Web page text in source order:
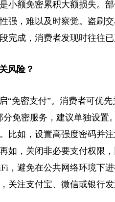
小额免密累积大额损失。
强，难以及时察觉。盗刷
完成，消费者发现时往往已
风险？
密支付”。消费者可优先
分免密服务，建议单独设
比如，设置高强度密码并
如，关闭非必要支付权限
，避免在公共网络环境下
关注支付宝、微信或银行